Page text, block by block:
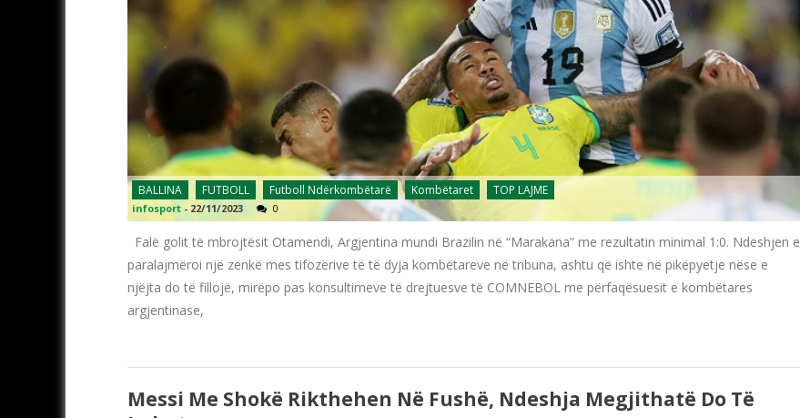
BALLINA FUTBOLL Futboll Ndërkombëtarë Kombëtaret TOP LAJME
infosport - 22/11/2023 0
Falë golit të mbrojtësit Otamendi, Argjentina mundi Brazilin në “Marakana” me rezultatin minimal 1:0. Ndeshjen e
paralajmëroi një zënkë mes tifozërive të të dyja kombëtareve në tribuna, ashtu që ishte në pikëpyetje nëse e
njëjta do të fillojë, mirëpo pas konsultimeve të drejtuesve të COMNEBOL me përfaqësuesit e kombëtares
argjentinase,
Messi Me Shokë Rikthehen Në Fushë, Ndeshja Megjithatë Do Të